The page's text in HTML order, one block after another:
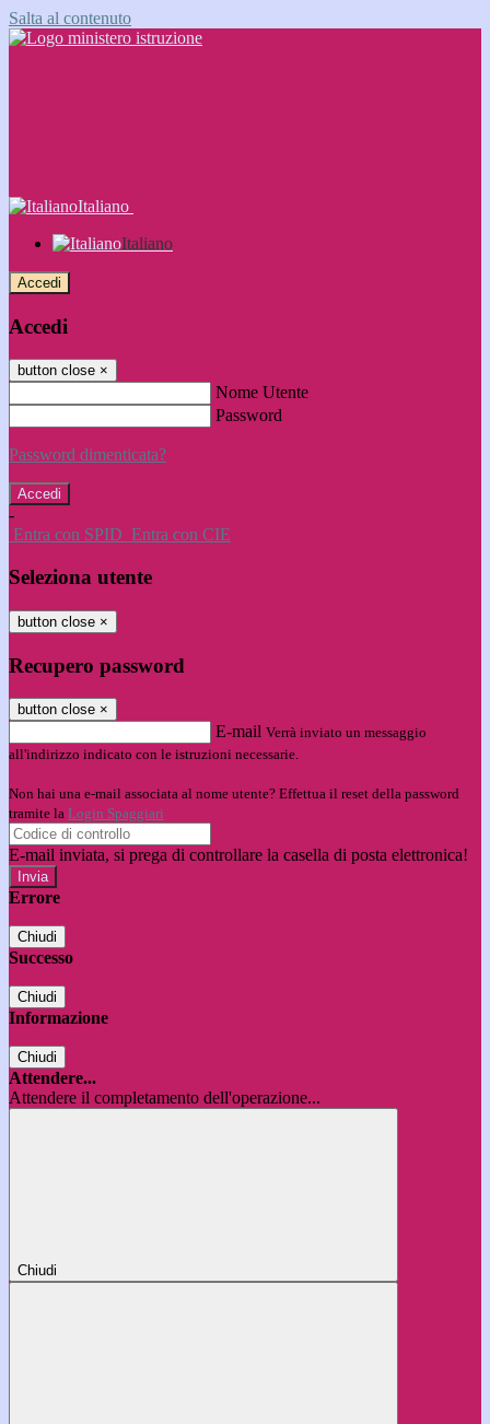
Salta al contenuto
Italiano
Italiano
Accedi
Accedi
button close ×
Nome Utente
Password
Password dimenticata?
-
Entra con SPID Entra con CIE
Seleziona utente
button close ×
Recupero password
button close ×
E-mail Verrà inviato un messaggio
all'indirizzo indicato con le istruzioni necessarie.
Non hai una e-mail associata al nome utente? Effettua il reset della password
tramite la Login Spaggiari
E-mail inviata, si prega di controllare la casella di posta elettronica!
Errore
Chiudi
Successo
Chiudi
Informazione
Chiudi
Attendere...
Attendere il completamento dell'operazione...
Chiudi